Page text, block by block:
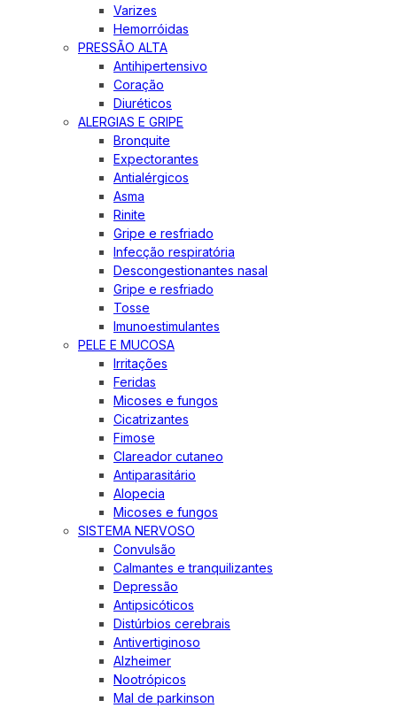
Varizes
Hemorróidas
PRESSÃO ALTA
Antihipertensivo
Coração
Diuréticos
ALERGIAS E GRIPE
Bronquite
Expectorantes
Antialérgicos
Asma
Rinite
Gripe e resfriado
Infecção respiratória
Descongestionantes nasal
Gripe e resfriado
Tosse
Imunoestimulantes
PELE E MUCOSA
Irritações
Feridas
Micoses e fungos
Cicatrizantes
Fimose
Clareador cutaneo
Antiparasitário
Alopecia
Micoses e fungos
SISTEMA NERVOSO
Convulsão
Calmantes e tranquilizantes
Depressão
Antipsicóticos
Distúrbios cerebrais
Antivertiginoso
Alzheimer
Nootrópicos
Mal de parkinson